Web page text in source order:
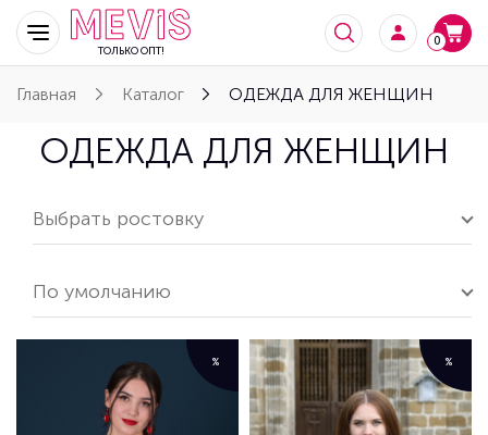
ТОЛЬКО ОПТ!
0
Главная Каталог ОДЕЖДА ДЛЯ ЖЕНЩИН
ОДЕЖДА ДЛЯ ЖЕНЩИН
Выбрать ростовку
По умолчанию
% %